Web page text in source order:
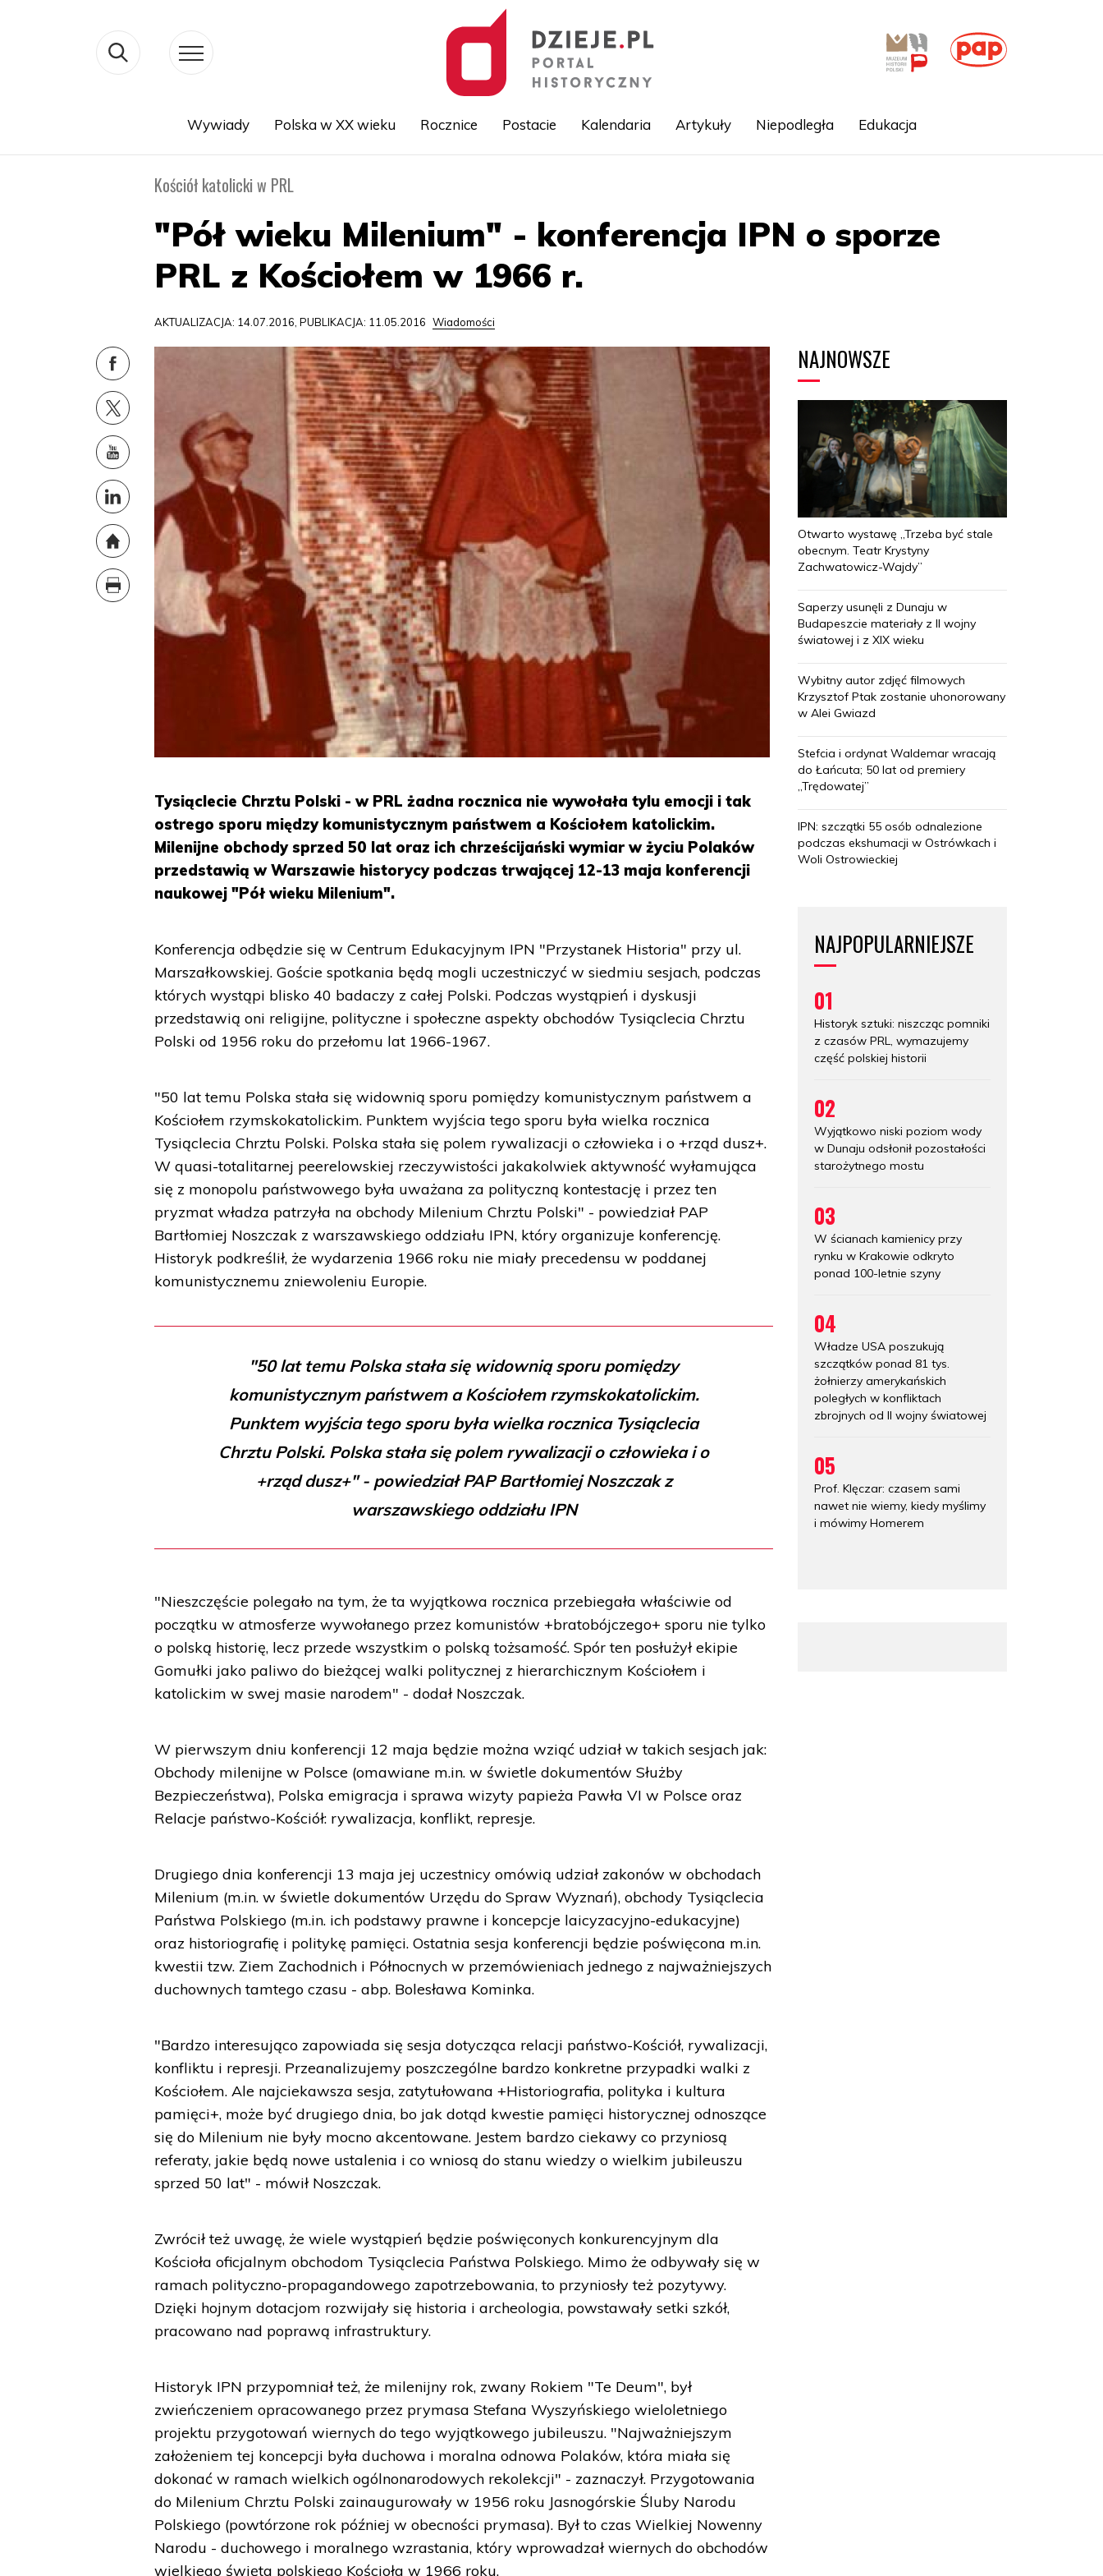
Wywiady Polska w XX wieku Rocznice Postacie Kalendaria Artykuły Niepodległa Edukacja
Kościół katolicki w PRL
"Pół wieku Milenium" - konferencja IPN o sporze
PRL z Kościołem w 1966 r.
AKTUALIZACJA: 14.07.2016, PUBLIKACJA: 11.05.2016 Wiadomości
Tysiąclecie Chrztu Polski - w PRL żadna rocznica nie wywołała tylu emocji i tak
ostrego sporu między komunistycznym państwem a Kościołem katolickim.
Milenijne obchody sprzed 50 lat oraz ich chrześcijański wymiar w życiu Polaków
przedstawią w Warszawie historycy podczas trwającej 12-13 maja konferencji
naukowej "Pół wieku Milenium".
Konferencja odbędzie się w Centrum Edukacyjnym IPN "Przystanek Historia" przy ul.
Marszałkowskiej. Goście spotkania będą mogli uczestniczyć w siedmiu sesjach, podczas
których wystąpi blisko 40 badaczy z całej Polski. Podczas wystąpień i dyskusji
przedstawią oni religijne, polityczne i społeczne aspekty obchodów Tysiąclecia Chrztu
Polski od 1956 roku do przełomu lat 1966-1967.
"50 lat temu Polska stała się widownią sporu pomiędzy komunistycznym państwem a
Kościołem rzymskokatolickim. Punktem wyjścia tego sporu była wielka rocznica
Tysiąclecia Chrztu Polski. Polska stała się polem rywalizacji o człowieka i o +rząd dusz+.
W quasi-totalitarnej peerelowskiej rzeczywistości jakakolwiek aktywność wyłamująca
się z monopolu państwowego była uważana za polityczną kontestację i przez ten
pryzmat władza patrzyła na obchody Milenium Chrztu Polski" - powiedział PAP
Bartłomiej Noszczak z warszawskiego oddziału IPN, który organizuje konferencję.
Historyk podkreślił, że wydarzenia 1966 roku nie miały precedensu w poddanej
komunistycznemu zniewoleniu Europie.
"50 lat temu Polska stała się widownią sporu pomiędzy
komunistycznym państwem a Kościołem rzymskokatolickim.
Punktem wyjścia tego sporu była wielka rocznica Tysiąclecia
Chrztu Polski. Polska stała się polem rywalizacji o człowieka i o
+rząd dusz+" - powiedział PAP Bartłomiej Noszczak z
warszawskiego oddziału IPN
"Nieszczęście polegało na tym, że ta wyjątkowa rocznica przebiegała właściwie od
początku w atmosferze wywołanego przez komunistów +bratobójczego+ sporu nie tylko
o polską historię, lecz przede wszystkim o polską tożsamość. Spór ten posłużył ekipie
Gomułki jako paliwo do bieżącej walki politycznej z hierarchicznym Kościołem i
katolickim w swej masie narodem" - dodał Noszczak.
W pierwszym dniu konferencji 12 maja będzie można wziąć udział w takich sesjach jak:
Obchody milenijne w Polsce (omawiane m.in. w świetle dokumentów Służby
Bezpieczeństwa), Polska emigracja i sprawa wizyty papieża Pawła VI w Polsce oraz
Relacje państwo-Kościół: rywalizacja, konflikt, represje.
Drugiego dnia konferencji 13 maja jej uczestnicy omówią udział zakonów w obchodach
Milenium (m.in. w świetle dokumentów Urzędu do Spraw Wyznań), obchody Tysiąclecia
Państwa Polskiego (m.in. ich podstawy prawne i koncepcje laicyzacyjno-edukacyjne)
oraz historiografię i politykę pamięci. Ostatnia sesja konferencji będzie poświęcona m.in.
kwestii tzw. Ziem Zachodnich i Północnych w przemówieniach jednego z najważniejszych
duchownych tamtego czasu - abp. Bolesława Kominka.
"Bardzo interesująco zapowiada się sesja dotycząca relacji państwo-Kościół, rywalizacji,
konfliktu i represji. Przeanalizujemy poszczególne bardzo konkretne przypadki walki z
Kościołem. Ale najciekawsza sesja, zatytułowana +Historiografia, polityka i kultura
pamięci+, może być drugiego dnia, bo jak dotąd kwestie pamięci historycznej odnoszące
się do Milenium nie były mocno akcentowane. Jestem bardzo ciekawy co przyniosą
referaty, jakie będą nowe ustalenia i co wniosą do stanu wiedzy o wielkim jubileuszu
sprzed 50 lat" - mówił Noszczak.
Zwrócił też uwagę, że wiele wystąpień będzie poświęconych konkurencyjnym dla
Kościoła oficjalnym obchodom Tysiąclecia Państwa Polskiego. Mimo że odbywały się w
ramach polityczno-propagandowego zapotrzebowania, to przyniosły też pozytywy.
Dzięki hojnym dotacjom rozwijały się historia i archeologia, powstawały setki szkół,
pracowano nad poprawą infrastruktury.
Historyk IPN przypomniał też, że milenijny rok, zwany Rokiem "Te Deum", był
zwieńczeniem opracowanego przez prymasa Stefana Wyszyńskiego wieloletniego
projektu przygotowań wiernych do tego wyjątkowego jubileuszu. "Najważniejszym
założeniem tej koncepcji była duchowa i moralna odnowa Polaków, która miała się
dokonać w ramach wielkich ogólnonarodowych rekolekcji" - zaznaczył. Przygotowania
do Milenium Chrztu Polski zainaugurowały w 1956 roku Jasnogórskie Śluby Narodu
Polskiego (powtórzone rok później w obecności prymasa). Był to czas Wielkiej Nowenny
Narodu - duchowego i moralnego wzrastania, który wprowadzał wiernych do obchodów
wielkiego święta polskiego Kościoła w 1966 roku.
NAJNOWSZE
Otwarto wystawę „Trzeba być stale
obecnym. Teatr Krystyny
Zachwatowicz-Wajdy”
Saperzy usunęli z Dunaju w
Budapeszcie materiały z II wojny
światowej i z XIX wieku
Wybitny autor zdjęć filmowych
Krzysztof Ptak zostanie uhonorowany
w Alei Gwiazd
Stefcia i ordynat Waldemar wracają
do Łańcuta; 50 lat od premiery
„Trędowatej”
IPN: szczątki 55 osób odnalezione
podczas ekshumacji w Ostrówkach i
Woli Ostrowieckiej
NAJPOPULARNIEJSZE
01
Historyk sztuki: niszcząc pomniki
z czasów PRL, wymazujemy
część polskiej historii
02
Wyjątkowo niski poziom wody
w Dunaju odsłonił pozostałości
starożytnego mostu
03
W ścianach kamienicy przy
rynku w Krakowie odkryto
ponad 100-letnie szyny
04
Władze USA poszukują
szczątków ponad 81 tys.
żołnierzy amerykańskich
poległych w konfliktach
zbrojnych od II wojny światowej
05
Prof. Klęczar: czasem sami
nawet nie wiemy, kiedy myślimy
i mówimy Homerem